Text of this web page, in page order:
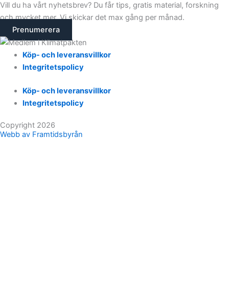
Vill du ha vårt nyhetsbrev? Du får tips, gratis material, forskning
och mycket mer. Vi skickar det max gång per månad.
Prenumerera
Köp- och leveransvillkor
Integritetspolicy
Köp- och leveransvillkor
Integritetspolicy
Copyright 2026
Webb av Framtidsbyrån